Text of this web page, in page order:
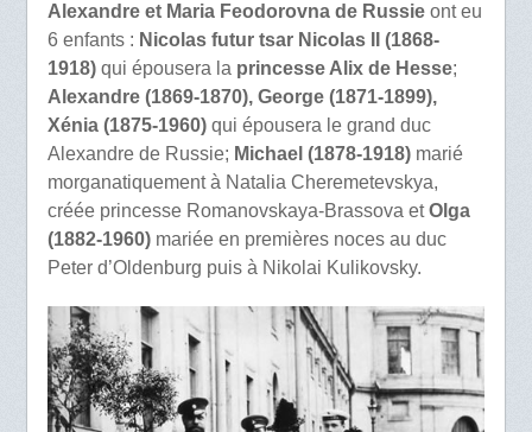
Alexandre et Maria Feodorovna de Russieont eu
6 enfants : Nicolas futur tsar Nicolas II (1868-
1918)qui épousera la princesse Alix de Hesse;
Alexandre (1869-1870), George (1871-1899),
Xénia (1875-1960)qui épousera le grand duc
Alexandre de Russie; Michael (1878-1918)marié
morganatiquement à Natalia Cheremetevskya,
créée princesse Romanovskaya-Brassova etOlga
(1882-1960)mariée en premières noces au duc
Peter d’Oldenburg puis à Nikolai Kulikovsky.